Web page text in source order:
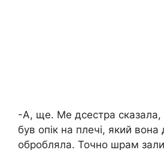
-А, ще. Ме дсестра сказала,
був опік на плечі, який вона
обробляла. Точно шрам